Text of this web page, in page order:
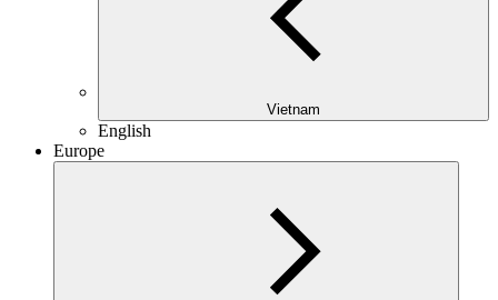
Vietnam
English
Europe